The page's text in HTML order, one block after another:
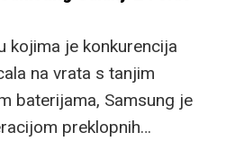
kojima je konkurencija
na vrata s tanjim
baterijama, Samsung je
preklopnih…